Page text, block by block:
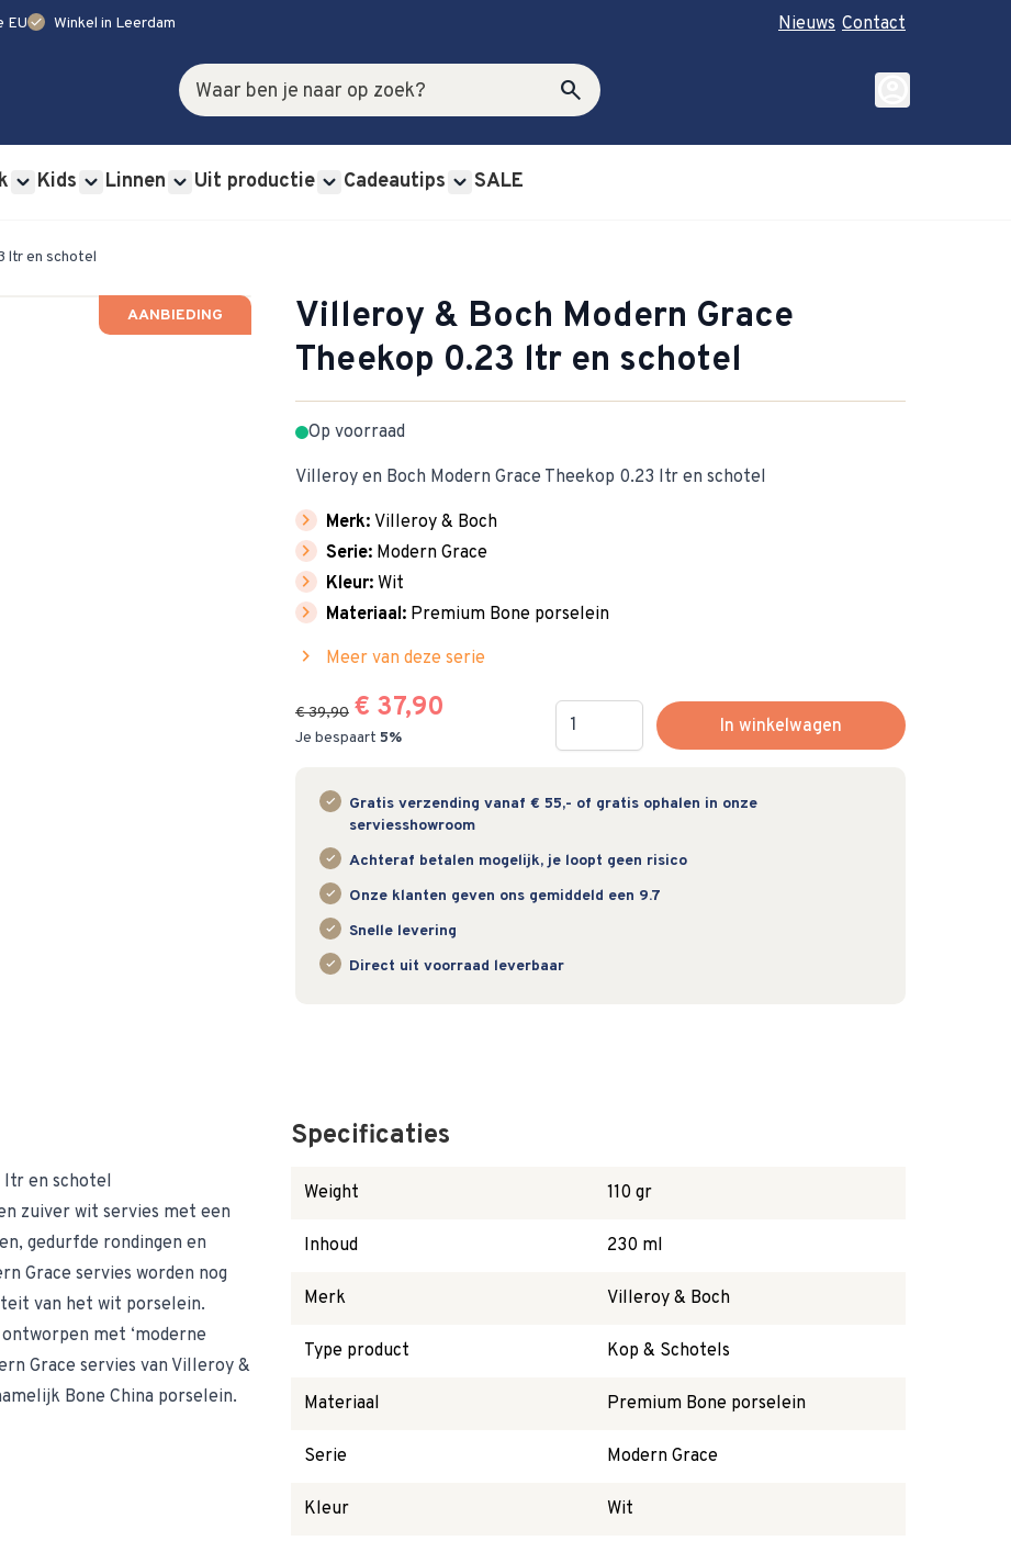
EUcheck Winkel in Leerdam Nieuws Contact
Zoek
search
Kids Linnen Uit productie Cadeautips SALE
account_circle
ltr en schotel
Villeroy & Boch Modern Grace
Theekop 0.23 ltr en schotel
AANBIEDING
Op voorraad
Villeroy en Boch Modern Grace Theekop 0.23 ltr en schotel
chevron_right Merk: Villeroy & Boch
chevron_right Serie: Modern Grace
chevron_right Kleur: Wit
chevron_right Materiaal: Premium Bone porselein
chevron_right Meer van deze serie
€ 39,90 € 37,90
Je bespaart 5%
Hoeveelheid
In winkelwagen
Gratis verzending vanaf € 55,- of gratis ophalen in onze
serviesshowroom
Achteraf betalen mogelijk, je loopt geen risico
Onze klanten geven ons gemiddeld een 9.7
Snelle levering
Direct uit voorraad leverbaar
ltr en schotel
zuiver wit servies met een
gedurfde rondingen en
Grace servies worden nog
van het wit porselein.
met ‘moderne
Grace servies van Villeroy &
Bone China porselein.
Specificaties
Weight 110 gr
Inhoud 230 ml
Merk Villeroy & Boch
Type product Kop & Schotels
Materiaal Premium Bone porselein
Serie Modern Grace
Kleur Wit